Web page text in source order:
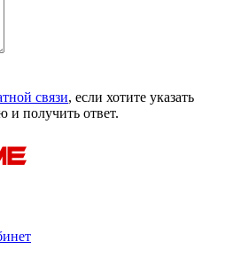
связи, если хотите указать
получить ответ.